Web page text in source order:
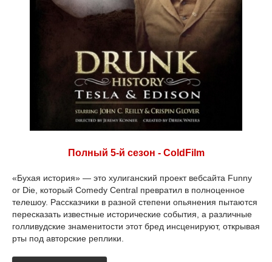
Полный 5-й сезон - ColdFilm
«Бухая история» — это хулиганский проект вебсайта Funny
or Die, который Comedy Central превратил в полноценное
телешоу. Рассказчики в разной степени опьянения пытаются
пересказать известные исторические события, а различные
голливудские знаменитости этот бред инсценируют, открывая
рты под авторские реплики.